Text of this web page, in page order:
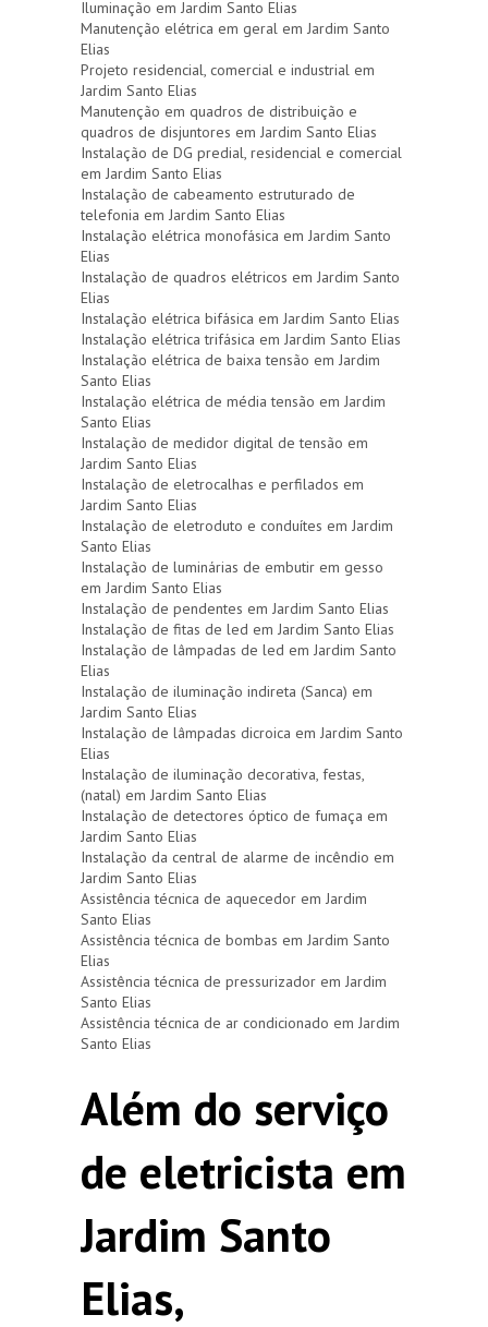
Iluminação em Jardim Santo Elias
Manutenção elétrica em geral em Jardim Santo
Elias
Projeto residencial, comercial e industrial em
Jardim Santo Elias
Manutenção em quadros de distribuição e
quadros de disjuntores em Jardim Santo Elias
Instalação de DG predial, residencial e comercial
em Jardim Santo Elias
Instalação de cabeamento estruturado de
telefonia em Jardim Santo Elias
Instalação elétrica monofásica em Jardim Santo
Elias
Instalação de quadros elétricos em Jardim Santo
Elias
Instalação elétrica bifásica em Jardim Santo Elias
Instalação elétrica trifásica em Jardim Santo Elias
Instalação elétrica de baixa tensão em Jardim
Santo Elias
Instalação elétrica de média tensão em Jardim
Santo Elias
Instalação de medidor digital de tensão em
Jardim Santo Elias
Instalação de eletrocalhas e perfilados em
Jardim Santo Elias
Instalação de eletroduto e conduítes em Jardim
Santo Elias
Instalação de luminárias de embutir em gesso
em Jardim Santo Elias
Instalação de pendentes em Jardim Santo Elias
Instalação de fitas de led em Jardim Santo Elias
Instalação de lâmpadas de led em Jardim Santo
Elias
Instalação de iluminação indireta (Sanca) em
Jardim Santo Elias
Instalação de lâmpadas dicroica em Jardim Santo
Elias
Instalação de iluminação decorativa, festas,
(natal) em Jardim Santo Elias
Instalação de detectores óptico de fumaça em
Jardim Santo Elias
Instalação da central de alarme de incêndio em
Jardim Santo Elias
Assistência técnica de aquecedor em Jardim
Santo Elias
Assistência técnica de bombas em Jardim Santo
Elias
Assistência técnica de pressurizador em Jardim
Santo Elias
Assistência técnica de ar condicionado em Jardim
Santo Elias
Além do serviço
de eletricista em
Jardim Santo
Elias,